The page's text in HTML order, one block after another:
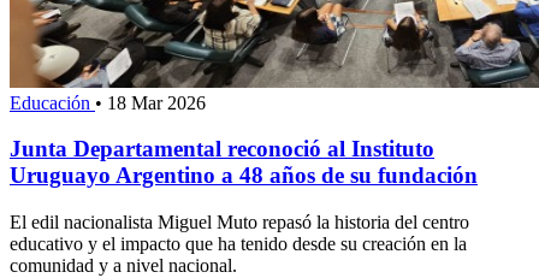
Educación • 18 Mar 2026
Junta Departamental reconoció al Instituto
Uruguayo Argentino a 48 años de su fundación
El edil nacionalista Miguel Muto repasó la historia del centro
educativo y el impacto que ha tenido desde su creación en la
comunidad y a nivel nacional.